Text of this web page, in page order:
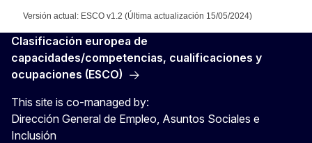
Versión actual: ESCO v1.2 (Última actualización 15/05/2024)
Clasificación europea de
capacidades/competencias, cualificaciones y
ocupaciones (ESCO)
This site is co-managed by:
Dirección General de Empleo, Asuntos Sociales e
Inclusión